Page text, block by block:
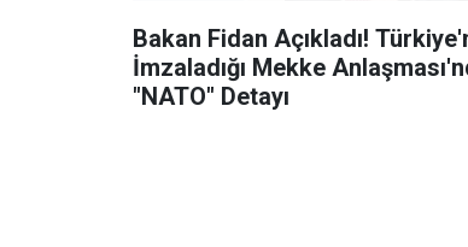
Bakan Fidan Açıkladı!
İmzaladığı Mekke
"NATO" Detayı